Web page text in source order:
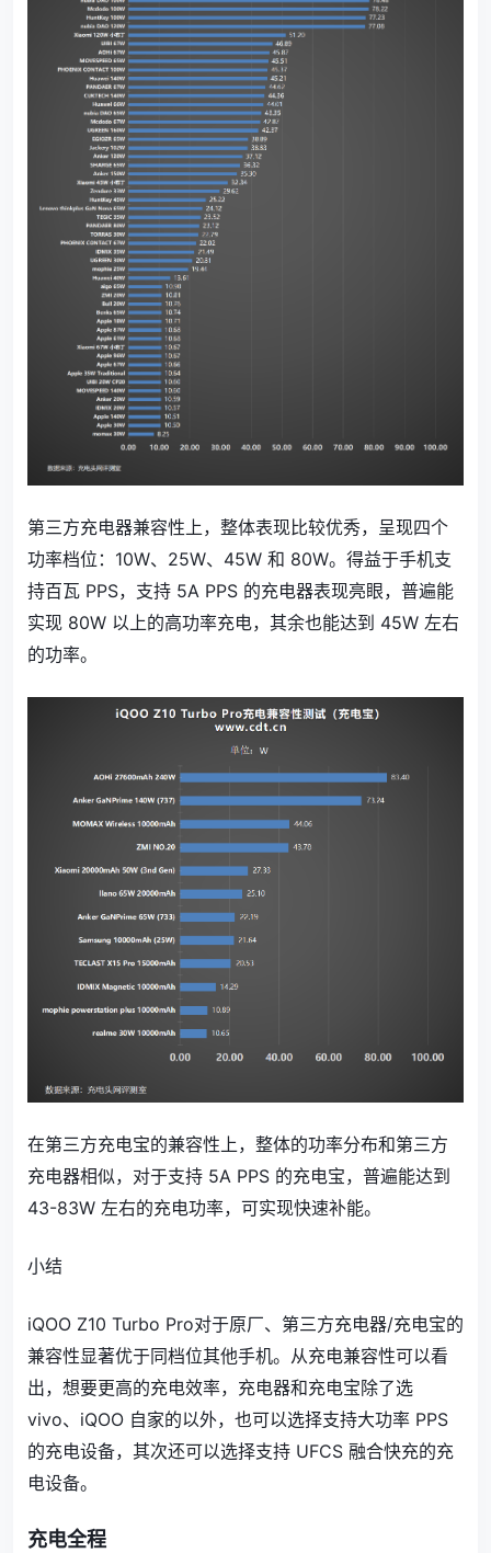
第三方充电器兼容性上，整体表现比较优秀，呈现四个
功率档位：10W、25W、45W 和 80W。得益于手机支
持百瓦 PPS，支持 5A PPS 的充电器表现亮眼，普遍能
实现 80W 以上的高功率充电，其余也能达到 45W 左右
的功率。
在第三方充电宝的兼容性上，整体的功率分布和第三方
充电器相似，对于支持 5A PPS 的充电宝，普遍能达到
43-83W 左右的充电功率，可实现快速补能。
小结
iQOO Z10 Turbo Pro对于原厂、第三方充电器/充电宝的
兼容性显著优于同档位其他手机。从充电兼容性可以看
出，想要更高的充电效率，充电器和充电宝除了选
vivo、iQOO 自家的以外，也可以选择支持大功率 PPS
的充电设备，其次还可以选择支持 UFCS 融合快充的充
电设备。
充电全程